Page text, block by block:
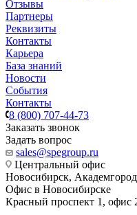
Отзывы
Партнеры
Реквизиты
Контакты
Карьера
База знаний
Новости
События
Контакты
8 (800) 707-44-73
Заказать звонок
Задать вопрос
sales@spegroup.ru
Центральный офис
Новосибирск,
Офис в Новосибирске
Красный проспект 1, офис